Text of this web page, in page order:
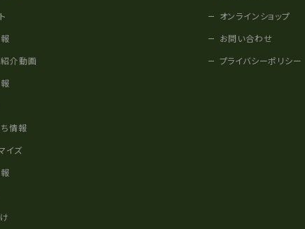
介動画
情報
イズ
オンラインショップ
お問い合わせ
プライバシーポリシー